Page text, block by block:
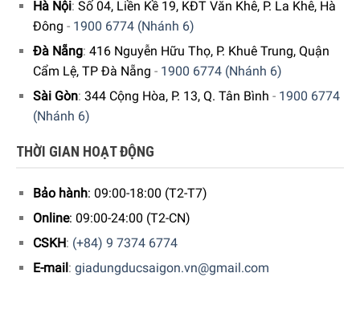
nhưng lại có thể giúp cho không gian bếp của bạn trở nên
đẹp mắt hơn. Với cách thiết kế kín khiết giúp bạn bảo quản
đồ khô, lưu trữ ngũ cốc, mì gạo, cà phê hay gạo, đậu… đều
được
những tư vấn chi tiết và đặt mua sản phẩm.
Hoặc Đặt hàng trực tiếp trên website, Gia Dụng Đức Sài
Gòn sẽ gọi lại để xác nhận đơn hàng với quý khách.
Hoặc Quý khách có thể đến trực tiếphệ thống
Hà Nội: Số 04, Liền Kề 19, KĐT Văn Khê, P. La Khê, Hà
Đông - 1900 6774 (Nhánh 6)
Đà Nẵng: 416 Nguyễn Hữu Thọ, P. Khuê Trung, Quận
Cẩm Lệ, TP Đà Nẵng - 1900 6774 (Nhánh 6)
Sài Gòn: 344 Cộng Hòa, P. 13, Q. Tân Bình - 1900 6774
(Nhánh 6)
THỜI GIAN HOẠT ĐỘNG
Bảo hành: 09:00-18:00 (T2-T7)
Online: 09:00-24:00 (T2-CN)
CSKH: (+84) 9 7374 6774
E-mail : giadungducsaigon.vn@gmail.com